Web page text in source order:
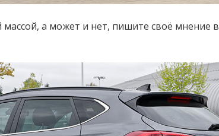
массой, а может и нет, пишите своё мнение в